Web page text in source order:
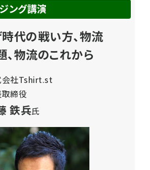
ング講演
代の戦い方、物流
物流のこれから
会社Tshirt.st
締役
鉄兵氏